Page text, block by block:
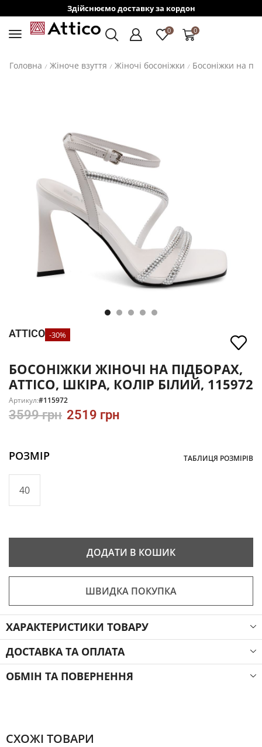
Здійснюємо доставку за кордон
0 0
Головна / Жіноче взуття / Жіночі босоніжки / Босоніжки на
ATTICO -30%
БОСОНІЖКИ ЖІНОЧІ НА ПІДБОРАХ,
ATTICO, ШКІРА, КОЛІР БІЛИЙ, 115972
Артикул:#115972
3599грн 2519 грн
РОЗМІР ТАБЛИЦЯ РОЗМІРІВ
40
ДОДАТИ В КОШИК
ШВИДКА ПОКУПКА
ХАРАКТЕРИСТИКИ ТОВАРУ
ДОСТАВКА ТА ОПЛАТА
ОБМІН ТА ПОВЕРНЕННЯ
СХОЖІ ТОВАРИ